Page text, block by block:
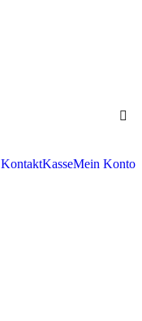
KontaktKasseMein Konto